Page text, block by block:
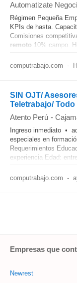
Automatizate
Régimen Pequeña
KPIs de hasta.
Comisiones
remoto 10% campo.
computrabajo.com -
SIN OJT/
Teletrabajo/
Atento Perú -
Ingreso inmediato •
especiales en
Requerimientos
experiencia Edad:
computrabajo.com -
Empresas que
Newrest